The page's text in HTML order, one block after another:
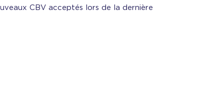
CBV acceptés lors de la dernière